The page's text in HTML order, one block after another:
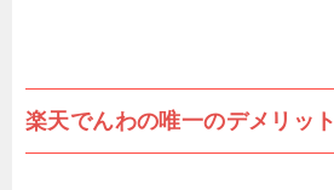
楽天でんわの唯一のデメリット